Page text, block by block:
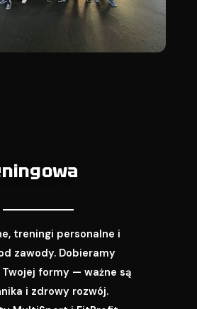
treningi personalne i
zawody. Dobieramy
formy — ważne są
i zdrowy rozwój.